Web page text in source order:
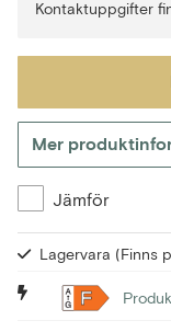
Kontaktuppgifter
Mer
Jämför
Lagervara (Finns
F